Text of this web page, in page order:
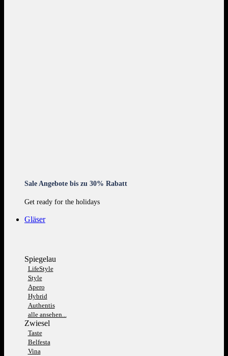
Sale Angebote bis zu 30% Rabatt
Get ready for the holidays
Gläser
Spiegelau
LifeStyle
Style
Apero
Hybrid
Authentis
alle ansehen...
Zwiesel
Taste
Belfesta
Vina